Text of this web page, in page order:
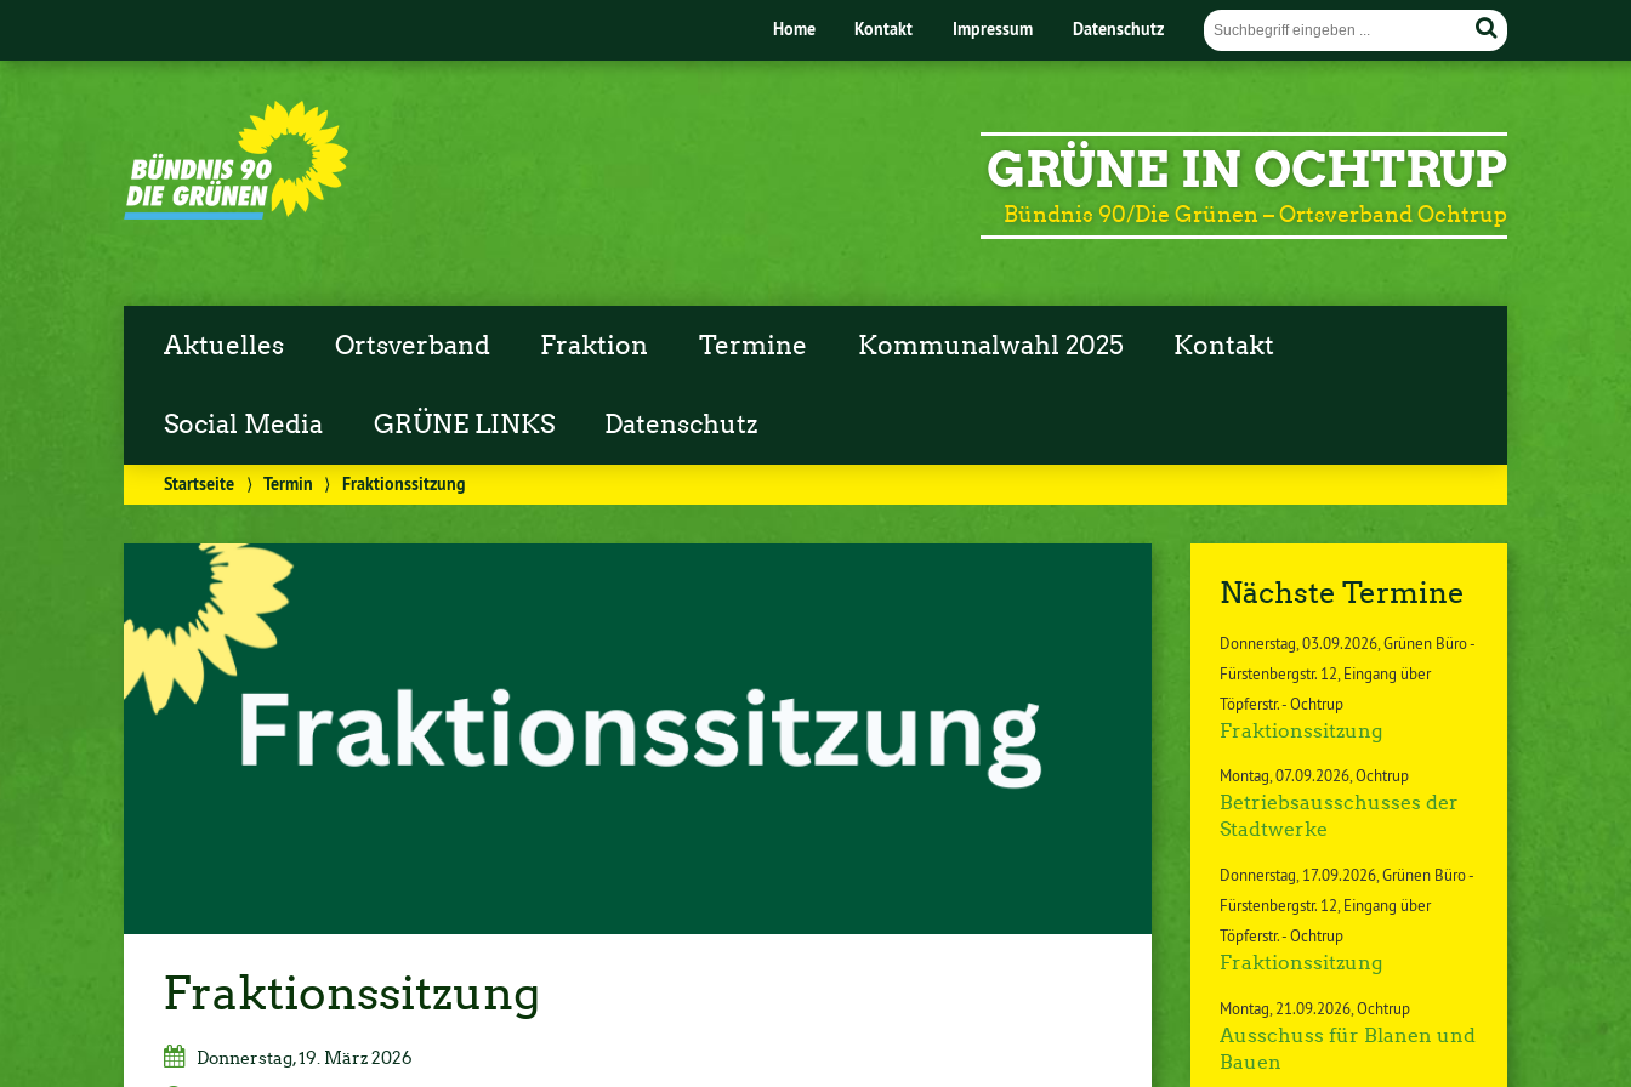
Home Kontakt Impressum Datenschutz
GRÜNE IN OCHTRUP
Bündnis 90/Die Grünen – Ortsverband Ochtrup
Aktuelles Ortsverband Fraktion Termine Kommunalwahl 2025 Kontakt
Social Media GRÜNE LINKS Datenschutz
Startseite ⟩ Termin ⟩ Fraktionssitzung
Fraktionssitzung
Donnerstag, 19. März 2026
Nächste Termine
Donnerstag 03.09.2026 Grünen Büro -
Fürstenbergstr. 12, Eingang über
Töpferstr. - Ochtrup
Fraktionssitzung
Montag 07.09.2026 Ochtrup
Betriebsausschusses der
Stadtwerke
Donnerstag 17.09.2026 Grünen Büro -
Fürstenbergstr. 12, Eingang über
Töpferstr. - Ochtrup
Fraktionssitzung
Montag 21.09.2026 Ochtrup
Ausschuss für Blanen und
Bauen